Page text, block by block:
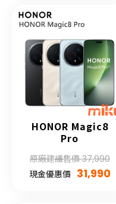
HONOR Magic8
Pro
原廠建議售價 37,990
現金優惠價 31,990